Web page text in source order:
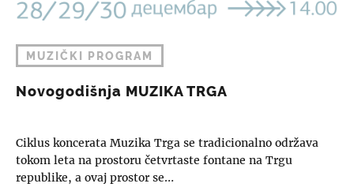
MUZIČKI PROGRAM
Novogodišnja MUZIKA TRGA
Ciklus koncerata Muzika Trga se tradicionalno održava
tokom leta na prostoru četvrtaste fontane na Trgu
republike, a ovaj prostor se…